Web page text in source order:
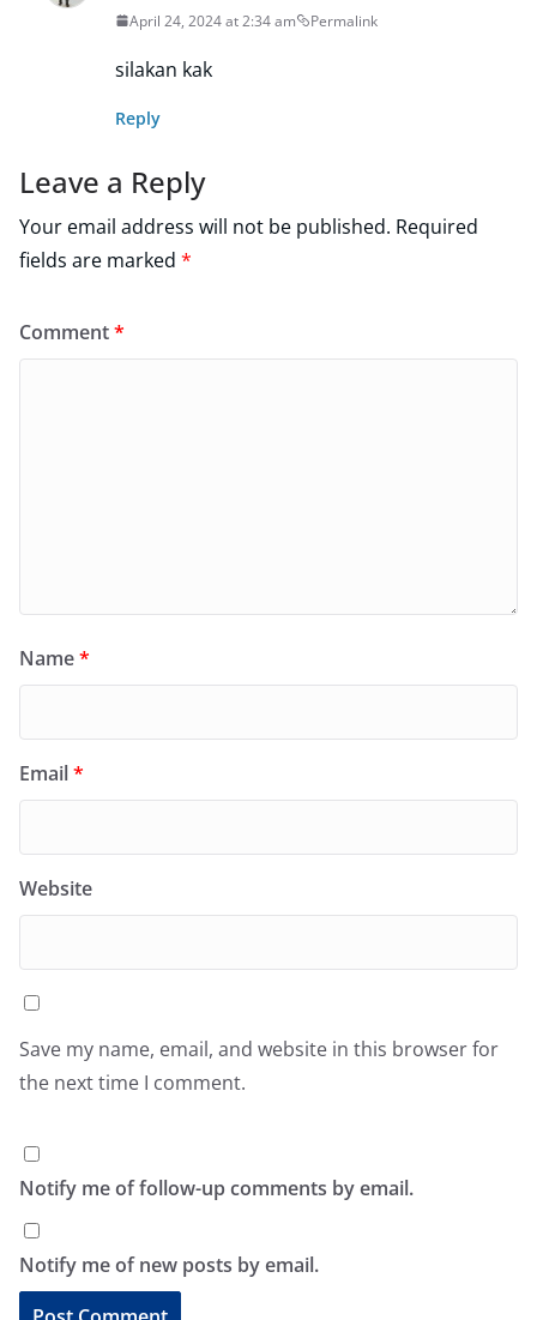
April 24, 2024 at 2:34 am Permalink
silakan kak
Reply
Leave a Reply
Your email address will not be published. Required
fields are marked *
Comment*
Name*
Email*
Website
Save my name, email, and website in this browser for
the next time I comment.
Notify me of follow-up comments by email.
Notify me of new posts by email.